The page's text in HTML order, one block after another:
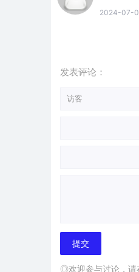
2024-07-
发表评论：
◎欢迎参与讨论，请